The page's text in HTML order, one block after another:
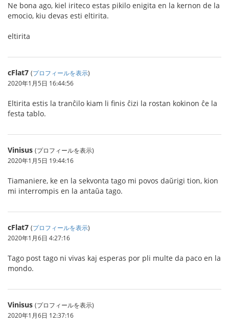
Ne bona ago, kiel iriteco estas pikilo enigita en la kernon de la
emocio, kiu devas esti eltirita.
eltirita
cFlat7 (プロフィールを表示)
2020年1月5日 16:44:56
Eltirita estis la tranĉilo kiam li finis ĉizi la rostan kokinon ĉe la
festa tablo.
Vinisus (プロフィールを表示)
2020年1月5日 19:44:16
Tiamaniere, ke en la sekvonta tago mi povos daŭrigi tion, kion
mi interrompis en la antaŭa tago.
cFlat7 (プロフィールを表示)
2020年1月6日 4:27:16
Tago post tago ni vivas kaj esperas por pli multe da paco en la
mondo.
Vinisus (プロフィールを表示)
2020年1月6日 12:37:16